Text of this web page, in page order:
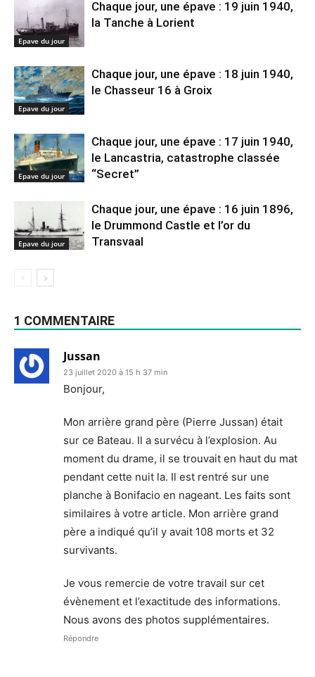
Epave du jour
Chaque jour, une épave : 19 juin 1940,
la Tanche à Lorient
Epave du jour
Chaque jour, une épave : 18 juin 1940,
le Chasseur 16 à Groix
Epave du jour
Chaque jour, une épave : 17 juin 1940,
le Lancastria, catastrophe classée
“Secret”
Epave du jour
Chaque jour, une épave : 16 juin 1896,
le Drummond Castle et l’or du
Transvaal
1 COMMENTAIRE
Jussan
23 juillet 2020 à 15 h 37 min
Bonjour,
Mon arrière grand père (Pierre Jussan) était
sur ce Bateau. Il a survécu à l’explosion. Au
moment du drame, il se trouvait en haut du mat
pendant cette nuit la. Il est rentré sur une
planche à Bonifacio en nageant. Les faits sont
similaires à votre article. Mon arrière grand
père a indiqué qu’il y avait 108 morts et 32
survivants.
Je vous remercie de votre travail sur cet
évènement et l’exactitude des informations.
Nous avons des photos supplémentaires.
Répondre